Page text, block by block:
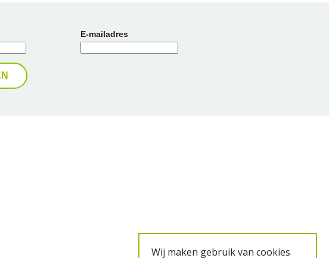
E-mailadres
Wij maken gebruik van cookies